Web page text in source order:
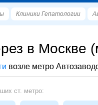
Клиники Гепатологии
в Москве
возле метро
ст. метро: